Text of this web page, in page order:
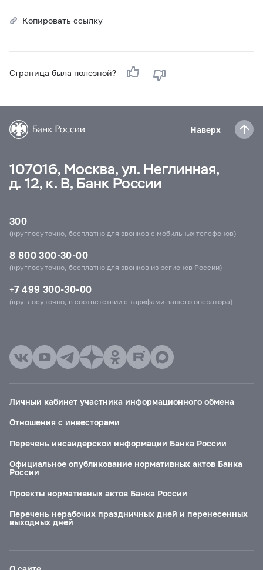
Копировать ссылку
Страница была полезной?
Наверх
107016, Москва, ул. Неглинная,
д. 12, к. В, Банк России
300
(круглосуточно, бесплатно для звонков с мобильных телефонов)
8 800 300-30-00
(круглосуточно, бесплатно для звонков из регионов России)
+7 499 300-30-00
(круглосуточно, в соответствии с тарифами вашего оператора)
Личный кабинет участника информационного обмена
Отношения с инвесторами
Перечень инсайдерской информации Банка России
Официальное опубликование нормативных актов Банка
России
Проекты нормативных актов Банка России
Перечень нерабочих праздничных дней и перенесенных
выходных дней